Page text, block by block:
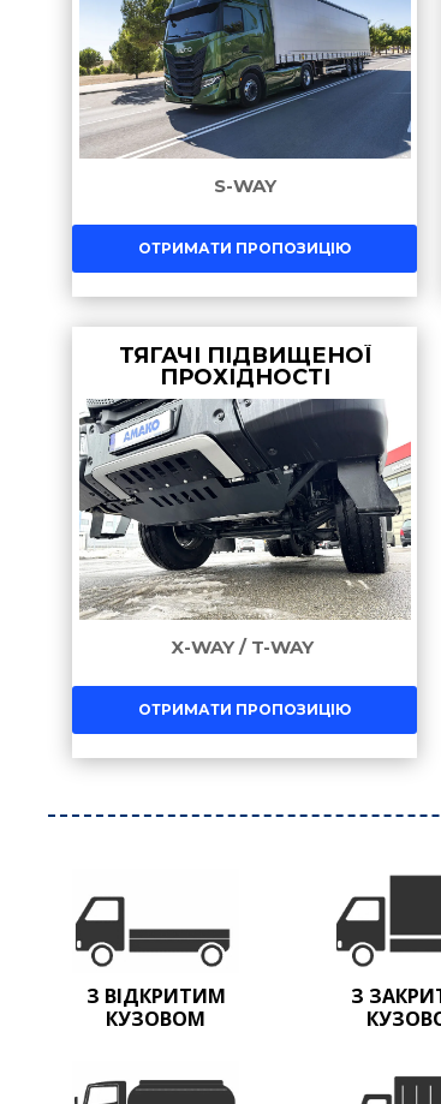
S-WAY
ОТРИМАТИ ПРОПОЗИЦІЮ
ТЯГАЧІ ПІДВИЩЕНОЇ
ПРОХІДНОСТІ
X-WAY / T-WAY
ОТРИМАТИ ПРОПОЗИЦІЮ
З ВІДКРИТИМ
КУЗОВОМ
З